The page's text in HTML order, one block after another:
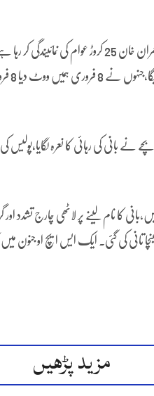
پولیس والے خاتون اپنی پولیس آفیسر سے ڈرتے ہیں
نے بانی کی رہائی کا نعرہ لگایا،پولیس
کا نام لینے پر لاٹھی چارج
تانی کی گئی۔ ایک ایس ایچ او جنون میں
مزید پڑھیں